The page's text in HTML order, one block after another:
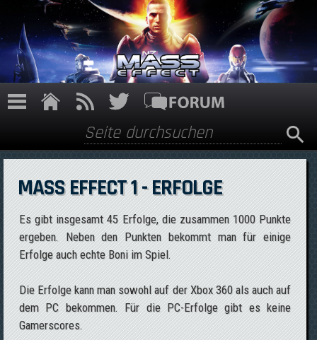
Direkt zum Inhalt
Suchformular
Suche
MASS EFFECT 1 - ERFOLGE
Es gibt insgesamt 45 Erfolge, die zusammen 1000 Punkte
ergeben. Neben den Punkten bekommt man für einige
Erfolge auch echte Boni im Spiel.
Die Erfolge kann man sowohl auf der Xbox 360 als auch auf
dem PC bekommen. Für die PC-Erfolge gibt es keine
Gamerscores.